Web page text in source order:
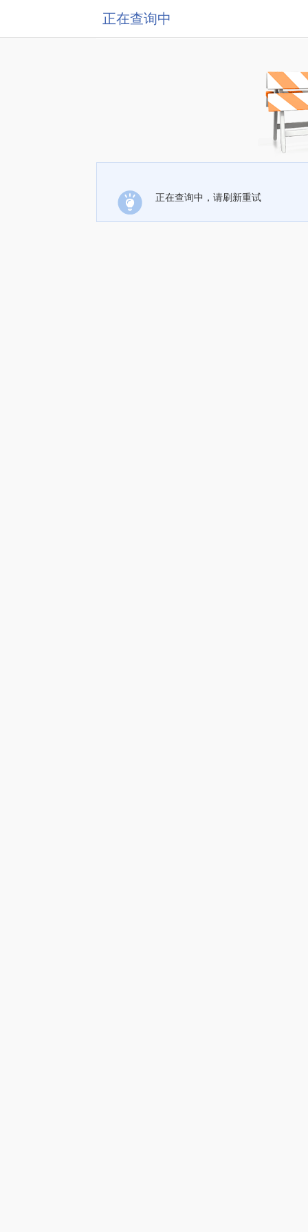
正在查询中
正在查询中，请刷新重试